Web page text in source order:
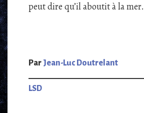
GLOB’Z
peut dire qu’il aboutit à la mer.
Par Jean-Luc Doutrelant
LSD